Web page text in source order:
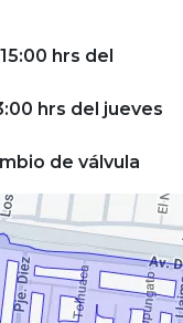
hrs del
hrs del jueves
de válvula